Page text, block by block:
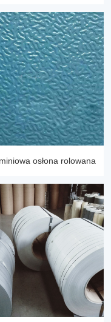
osłona rolowana